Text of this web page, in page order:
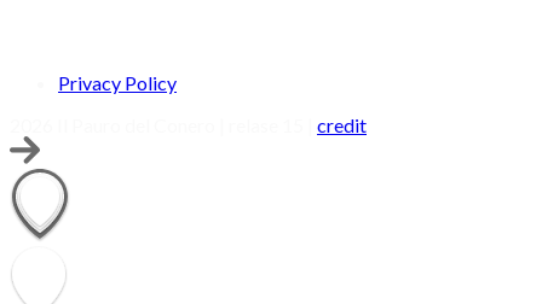
Privacy Policy
credit